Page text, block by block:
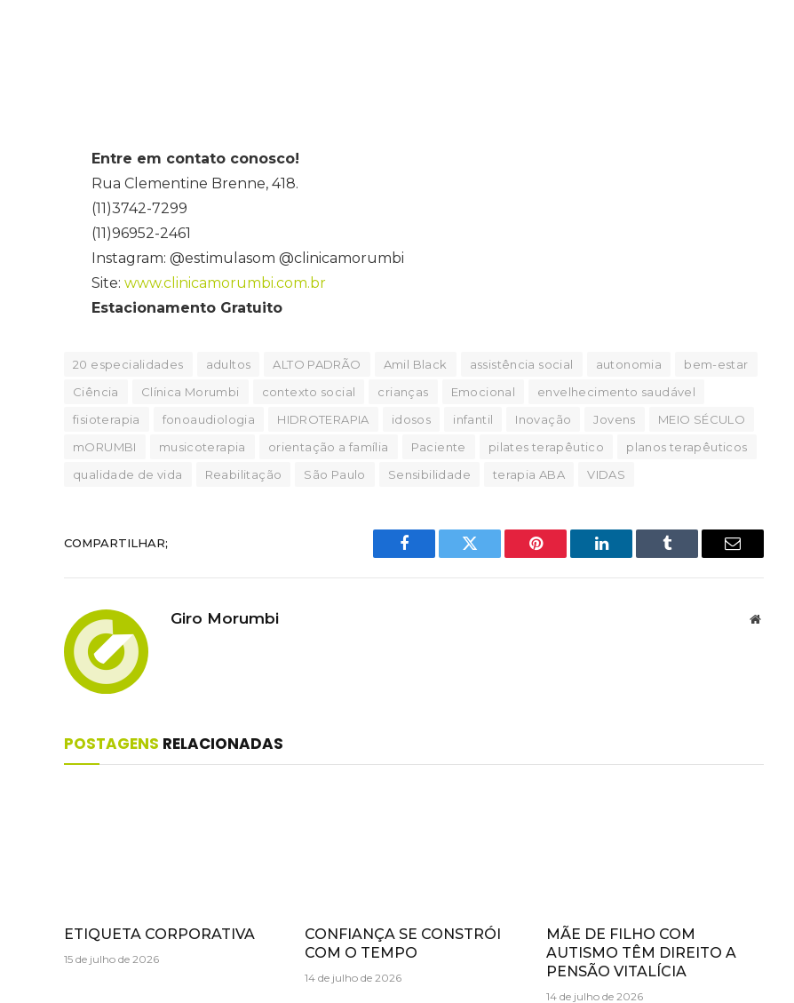
Entre em contato conosco!
Rua Clementine Brenne, 418.
(11)3742-7299
(11)96952-2461
Instagram: @estimulasom @clinicamorumbi
Site: www.clinicamorumbi.com.br
Estacionamento Gratuito
20 especialidades adultos ALTO PADRÃO Amil Black assistência social autonomia
bem-estar
Ciência
Clínica Morumbi contexto social crianças Emocional
envelhecimento saudável
fisioterapia
fonoaudiologia HIDROTERAPIA idosos infantil Inovação Jovens
MEIO SÉCULO
mORUMBI
musicoterapia orientação a família Paciente pilates terapêutico
planos terapêuticos
qualidade de vida
Reabilitação São Paulo Sensibilidade terapia ABA VIDAS
COMPARTILHAR;
Facebook Twitter Pinterest LinkedIn Tumblr Email
Giro Morumbi Website
POSTAGENS RELACIONADAS
ETIQUETA CORPORATIVA
15 de julho de 2026
CONFIANÇA SE CONSTRÓI
COM O TEMPO
14 de julho de 2026
MÃE DE FILHO COM
AUTISMO TÊM DIREITO A
PENSÃO VITALÍCIA
14 de julho de 2026